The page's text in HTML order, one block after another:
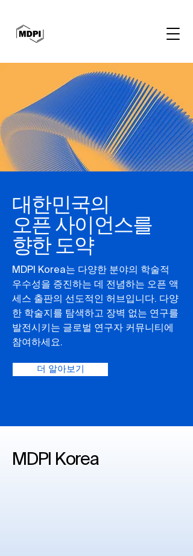
대한민국의
오픈 사이언스를
향한 도약
MDPI Korea는 다양한 분야의 학술적
우수성을 증진하는 데 전념하는 오픈 액
세스 출판의 선도적인 허브입니다. 다양
한 학술지를 탐색하고 장벽 없는 연구를
발전시키는 글로벌 연구자 커뮤니티에
참여하세요.
더 알아보기
MDPI Korea​